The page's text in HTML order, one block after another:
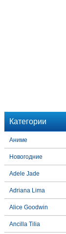
Категории
Аниме
Новогодние
Adele Jade
Adriana Lima
Alice Goodwin
Ancilla Tilia